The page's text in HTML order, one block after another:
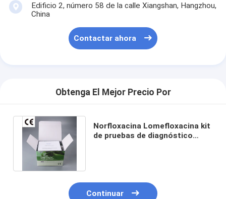
Edificio 2, número 58 de la calle Xiangshan, Hangzhou,
China
Contactar ahora
Obtenga El Mejor Precio Por
Norfloxacina Lomefloxacina kit
de pruebas de diagnóstico
Continuar